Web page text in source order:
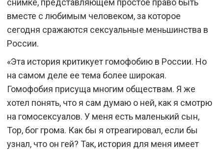
снимке, представляющем простое право быть
вместе с любимым человеком, за которое
сегодня сражаются сексуальные меньшинства в
России.
«Эта история критикует гомофобию в России. Но
на самом деле ее тема более широкая.
Гомофобия присуща многим обществам. Я же
хотел понять, что я сам думаю о ней, как я смотрю
на гомосексуалов. У меня есть маленький сын,
Тор, бог грома. Как бы я отреагировал, если бы
узнал, что он гей? Так, история для меня имеет